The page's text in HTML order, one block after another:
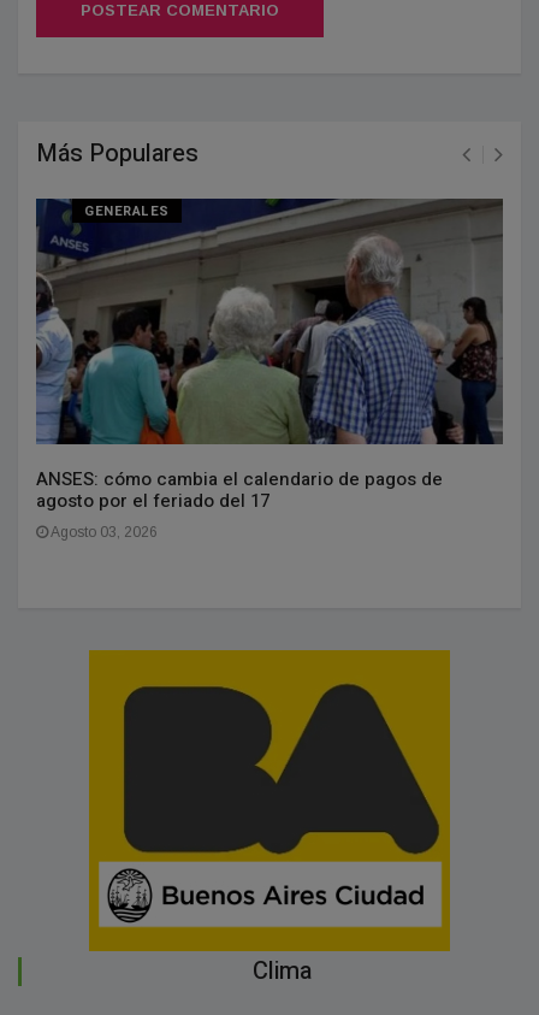
POSTEAR COMENTARIO
Más Populares
GENERALES
ANSES: cómo cambia el calendario de pagos de
agosto por el feriado del 17
Agosto 03, 2026
Clima